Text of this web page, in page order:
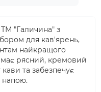
"Галичина" з
для кав'ярень,
найкращого
має рясний, кремовий
та забезпечує
напою.